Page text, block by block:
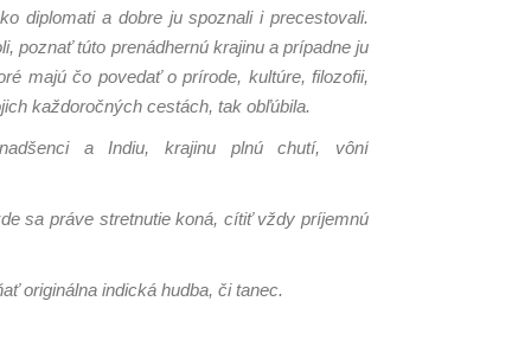
diplomati a dobre ju spoznali i precestovali.
poznať túto prenádhernú krajinu a prípadne ju
majú čo povedať o prírode, kultúre, filozofii,
každoročných cestách, tak obľúbila.
a Indiu, krajinu plnú chutí, vôní
sa práve stretnutie koná, cítiť vždy príjemnú
originálna indická hudba, či tanec.